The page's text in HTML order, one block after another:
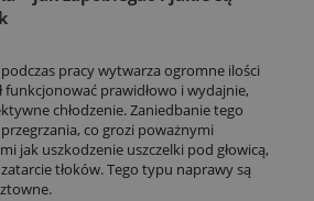
pracy wytwarza ogromne ilości
funkcjonować prawidłowo i wydajnie,
chłodzenie. Zaniedbanie tego
co grozi poważnymi
jak uszkodzenie uszczelki pod głowicą,
tłoków. Tego typu naprawy są